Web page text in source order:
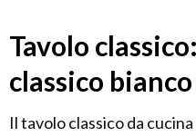
Tavolo
classico
Il tavolo classico da